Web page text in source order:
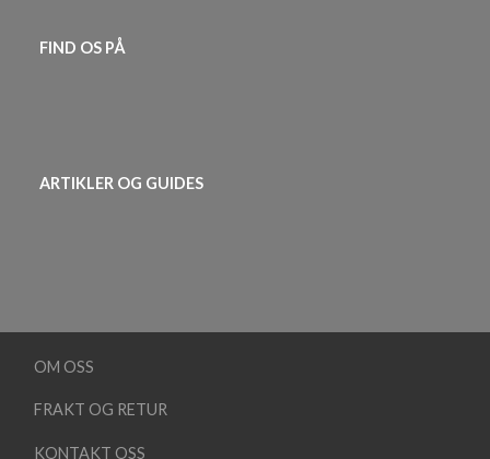
FIND OS PÅ
ARTIKLER OG GUIDES
OM OSS
FRAKT OG RETUR
KONTAKT OSS